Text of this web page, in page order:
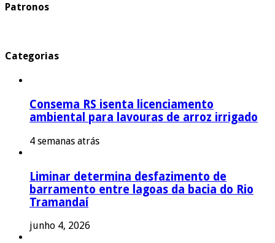
Patronos
Categorias
Consema RS isenta licenciamento
ambiental para lavouras de arroz irrigado
4 semanas atrás
Liminar determina desfazimento de
barramento entre lagoas da bacia do Rio
Tramandaí
junho 4, 2026